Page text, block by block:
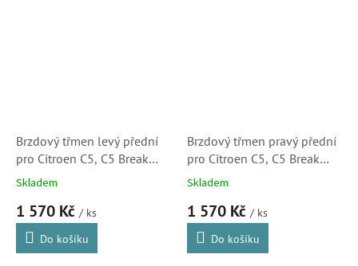
Brzdový třmen levý přední
pro Citroen C5, C5 Break
2.0HDi, 2.2HDi, 3.0V6
2119119)
Skladem
1 570 Kč / ks
Do košíku
Brzdový třmen pravý přední
pro Citroen C5, C5 Break
2.0HDi, 2.2HDi, 3.0V6
2119120)
Skladem
1 570 Kč / ks
Do košíku